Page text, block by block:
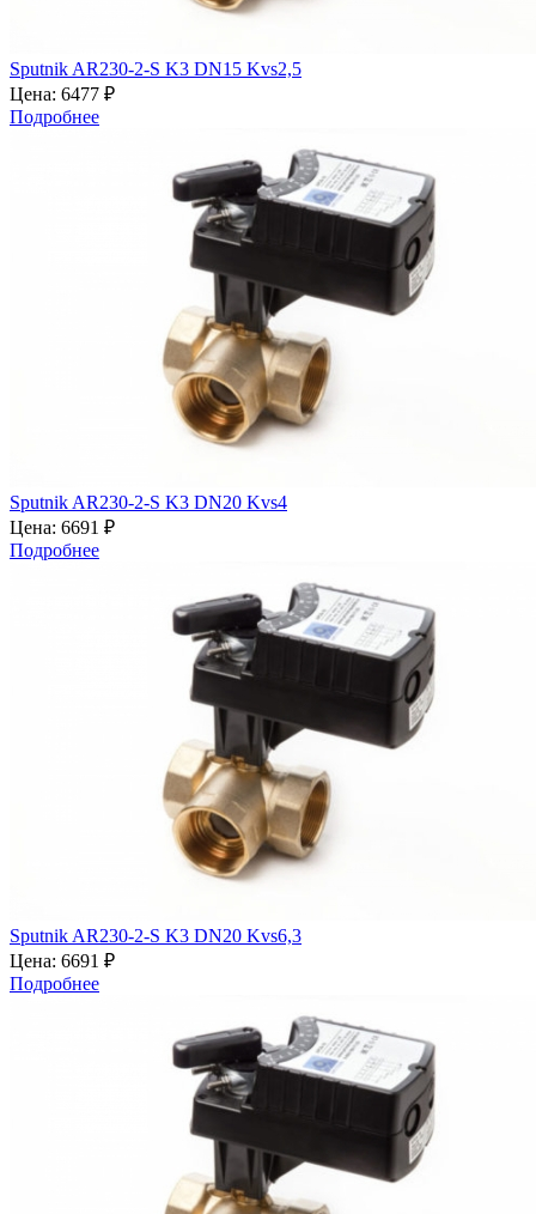
Sputnik AR230-2-S K3 DN15 Kvs2,5
Цена: 6477 ₽
Подробнее
Sputnik AR230-2-S K3 DN20 Kvs4
Цена: 6691 ₽
Подробнее
Sputnik AR230-2-S K3 DN20 Kvs6,3
Цена: 6691 ₽
Подробнее